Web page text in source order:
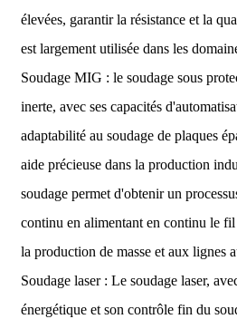
élevées, garantir la résistance et la
est largement utilisée dans les
Soudage MIG : le soudage sous
inerte, avec ses capacités
adaptabilité au soudage de plaques
aide précieuse dans la production
soudage permet d'obtenir un
continu en alimentant en continu le
la production de masse et aux lignes
Soudage laser : Le soudage laser,
énergétique et son contrôle fin du